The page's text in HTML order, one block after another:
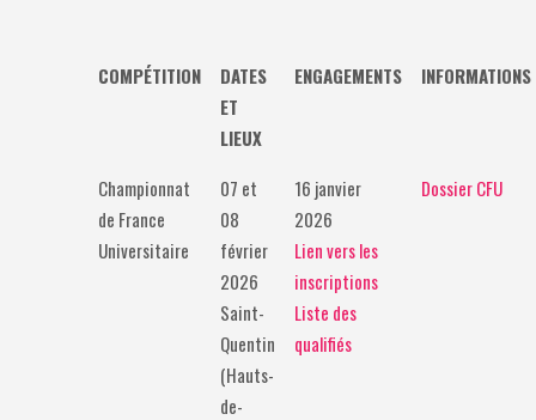
COMPÉTITION
DATES
ET
LIEUX
ENGAGEMENTS INFORMATIONS
Championnat
de France
Universitaire
07 et
08
février
2026
Saint-
Quentin
(Hauts-
de-
16 janvier
2026
Lien vers les
inscriptions
Liste des
qualifiés
Dossier CFU